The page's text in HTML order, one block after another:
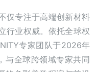
仅专注于高端创新材料
行业权威。依托全球权
专家团队于2026年
与全球跨领域专家共同